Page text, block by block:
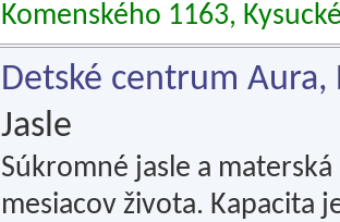
Komenského 1163,
Detské centrum Aura,
Jasle
Súkromné jasle a
mesiacov života. Kapacita